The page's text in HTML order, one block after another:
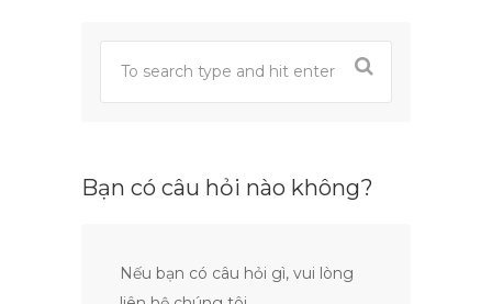
Bạn có câu hỏi nào không?
Nếu bạn có câu hỏi gì, vui lòng